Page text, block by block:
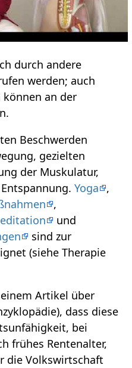
durch andere
werden; auch
können an der
Beschwerden
gezielten
der Muskulatur,
Yoga
,
,
und
sind zur
(siehe Therapie
Artikel über
dass diese
bei
frühes Rentenalter,
die Volkswirtschaft